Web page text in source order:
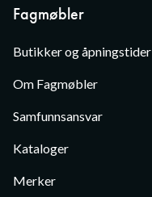
Fagmøbler
Butikker og åpningstider
Om Fagmøbler
Samfunnsansvar
Kataloger
Merker